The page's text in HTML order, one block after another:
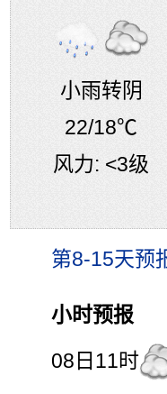
小雨转阴
22/18℃
风力: <3级
第8-15天预
小时预报
08日11时